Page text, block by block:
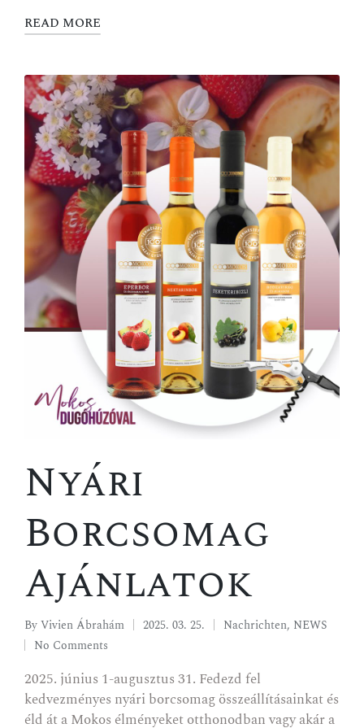
READ MORE
Nyári
Borcsomag
Ajánlatok
ByVivien Ábrahám 2025. 03. 25. Nachrichten, NEWS
No Comments
2025. június 1-augusztus 31. Fedezd fel
kedvezményes nyári borcsomag összeállításainkat és
éld át a Mokos élményeket otthonodban vagy akár a